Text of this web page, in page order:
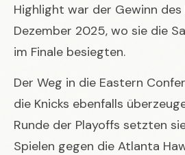
Highlight war der Gewinn des
Dezember 2025, wo sie die
im Finale besiegten.
Der Weg in die Eastern
die Knicks ebenfalls
Runde der Playoffs setzten
Spielen gegen die Atlanta